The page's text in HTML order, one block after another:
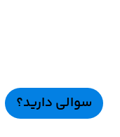
سوالی دارید؟